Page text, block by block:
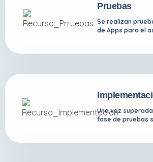
Pruebas
Se realizan
de Apps para el
Una vez
fase de pruebas